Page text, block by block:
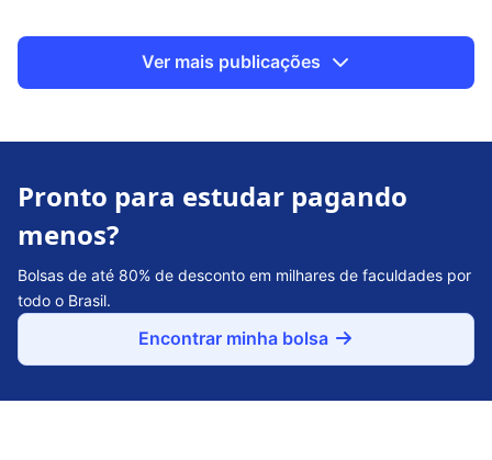
Ver mais publicações
Pronto para estudar pagando
menos?
Bolsas de até 80% de desconto em milhares de faculdades por
todo o Brasil.
Encontrar minha bolsa